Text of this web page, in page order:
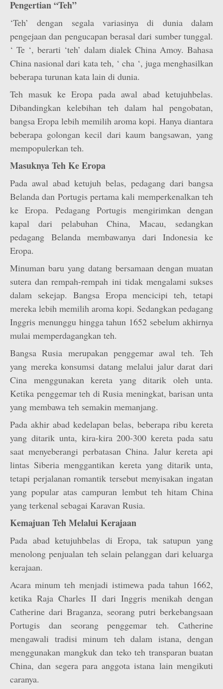
Pengertian “Teh”
‘Teh’ dengan segala variasinya di dunia dalam
pengejaan dan pengucapan berasal dari sumber tunggal.
‘ Te ‘, berarti ‘teh’ dalam dialek China Amoy. Bahasa
China nasional dari kata teh, ‘ cha ‘, juga menghasilkan
beberapa turunan kata lain di dunia.
Teh masuk ke Eropa pada awal abad ketujuhbelas.
Dibandingkan kelebihan teh dalam hal pengobatan,
bangsa Eropa lebih memilih aroma kopi. Hanya diantara
beberapa golongan kecil dari kaum bangsawan, yang
mempopulerkan teh.
Masuknya Teh Ke Eropa
Pada awal abad ketujuh belas, pedagang dari bangsa
Belanda dan Portugis pertama kali memperkenalkan teh
ke Eropa. Pedagang Portugis mengirimkan dengan
kapal dari pelabuhan China, Macau, sedangkan
pedagang Belanda membawanya dari Indonesia ke
Eropa.
Minuman baru yang datang bersamaan dengan muatan
sutera dan rempah-rempah ini tidak mengalami sukses
dalam sekejap. Bangsa Eropa mencicipi teh, tetapi
mereka lebih memilih aroma kopi. Sedangkan pedagang
Inggris menunggu hingga tahun 1652 sebelum akhirnya
mulai memperdagangkan teh.
Bangsa Rusia merupakan penggemar awal teh. Teh
yang mereka konsumsi datang melalui jalur darat dari
Cina menggunakan kereta yang ditarik oleh unta.
Ketika penggemar teh di Rusia meningkat, barisan unta
yang membawa teh semakin memanjang.
Pada akhir abad kedelapan belas, beberapa ribu kereta
yang ditarik unta, kira-kira 200-300 kereta pada satu
saat menyeberangi perbatasan China. Jalur kereta api
lintas Siberia menggantikan kereta yang ditarik unta,
tetapi perjalanan romantik tersebut menyisakan ingatan
yang popular atas campuran lembut teh hitam China
yang terkenal sebagai Karavan Rusia.
Kemajuan Teh Melalui Kerajaan
Pada abad ketujuhbelas di Eropa, tak satupun yang
menolong penjualan teh selain pelanggan dari keluarga
kerajaan.
Acara minum teh menjadi istimewa pada tahun 1662,
ketika Raja Charles II dari Inggris menikah dengan
Catherine dari Braganza, seorang putri berkebangsaan
Portugis dan seorang penggemar teh. Catherine
mengawali tradisi minum teh dalam istana, dengan
menggunakan mangkuk dan teko teh transparan buatan
China, dan segera para anggota istana lain mengikuti
caranya.